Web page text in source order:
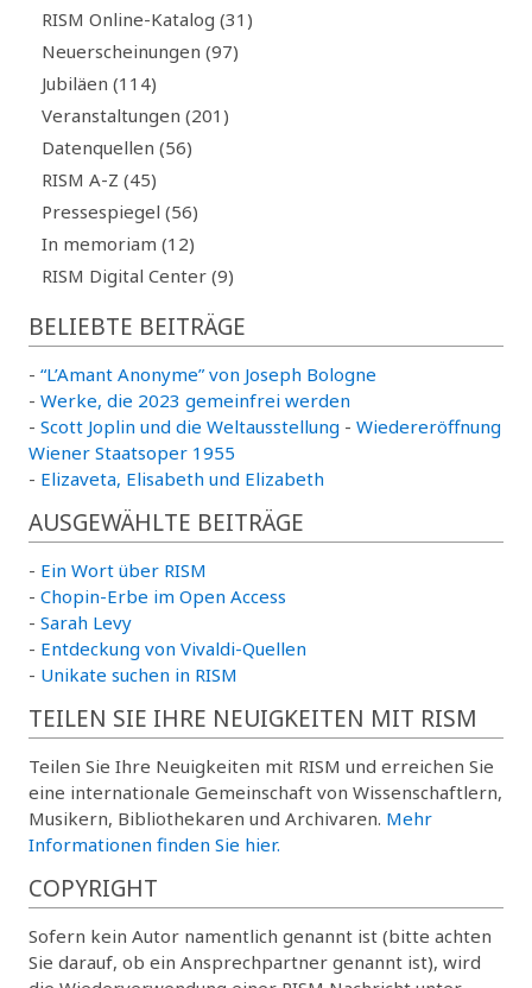
RISM Online-Katalog (31)
Neuerscheinungen (97)
Jubiläen (114)
Veranstaltungen (201)
Datenquellen (56)
RISM A-Z (45)
Pressespiegel (56)
In memoriam (12)
RISM Digital Center (9)
BELIEBTE BEITRÄGE
- “L’Amant Anonyme” von Joseph Bologne
- Werke, die 2023 gemeinfrei werden
- Scott Joplin und die Weltausstellung - Wiedereröffnung
Wiener Staatsoper 1955
- Elizaveta, Elisabeth und Elizabeth
AUSGEWÄHLTE BEITRÄGE
- Ein Wort über RISM
- Chopin-Erbe im Open Access
- Sarah Levy
- Entdeckung von Vivaldi-Quellen
- Unikate suchen in RISM
TEILEN SIE IHRE NEUIGKEITEN MIT RISM
Teilen Sie Ihre Neuigkeiten mit RISM und erreichen Sie
eine internationale Gemeinschaft von Wissenschaftlern,
Musikern, Bibliothekaren und Archivaren. Mehr
Informationen finden Sie hier.
COPYRIGHT
Sofern kein Autor namentlich genannt ist (bitte achten
Sie darauf, ob ein Ansprechpartner genannt ist), wird